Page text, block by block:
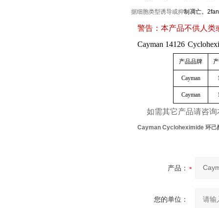
据细胞类型诱导或抑制凋亡。
警告：本产品不供人类
Cayman 14126
产品品牌
Cayman
Cayman
如需其它产品请咨
Cayman Cycloheximide 环己
产品：
您的单位：